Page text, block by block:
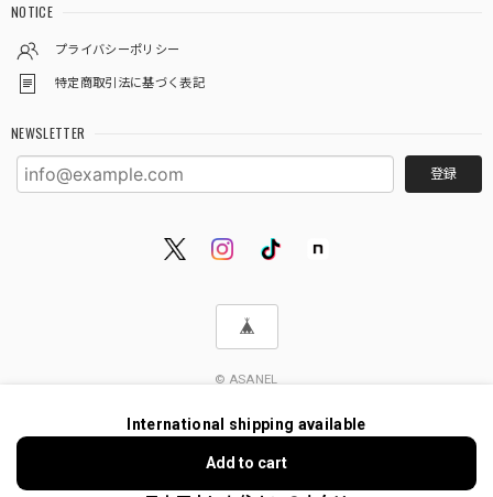
NOTICE
プライバシーポリシー
特定商取引法に基づく表記
NEWSLETTER
登録
© ASANEL
International shipping available
Add to cart